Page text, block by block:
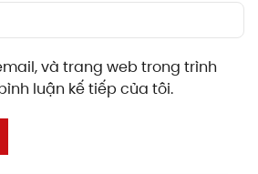
và trang web trong trình
luận kế tiếp của tôi.